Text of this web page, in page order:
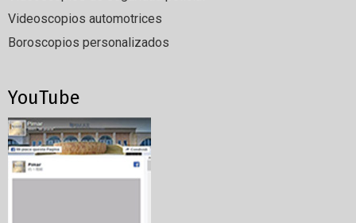
Videoscopios automotrices
Boroscopios personalizados
YouTube